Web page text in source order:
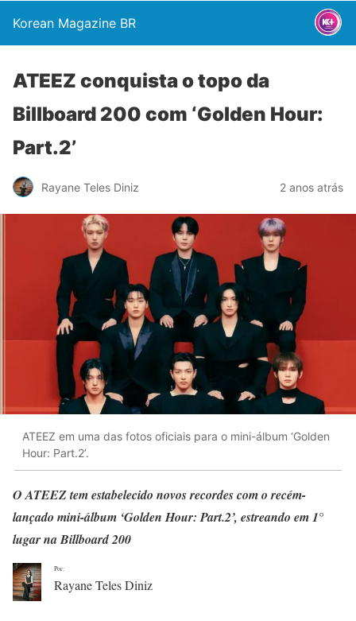
Korean Magazine BR
ATEEZ conquista o topo da
Billboard 200 com ‘Golden Hour:
Part.2’
Rayane Teles Diniz 2 anos atrás
ATEEZ em uma das fotos oficiais para o mini-álbum ‘Golden
Hour: Part.2’.
O ATEEZ tem estabelecido novos recordes com o recém-
lançado mini-álbum ‘Golden Hour: Part.2’, estreando em 1°
lugar na Billboard 200
Por:
Rayane Teles Diniz